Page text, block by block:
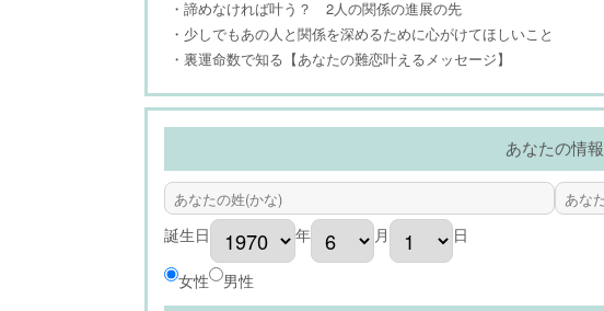
・諦めなければ叶う？ 2人の関係の進展の先
・少しでもあの人と関係を深めるために心がけてほしいこと
・裏運命数で知る【あなたの難恋叶えるメッセージ】
あなたの情報
誕生日 年 月 日
女性 男性